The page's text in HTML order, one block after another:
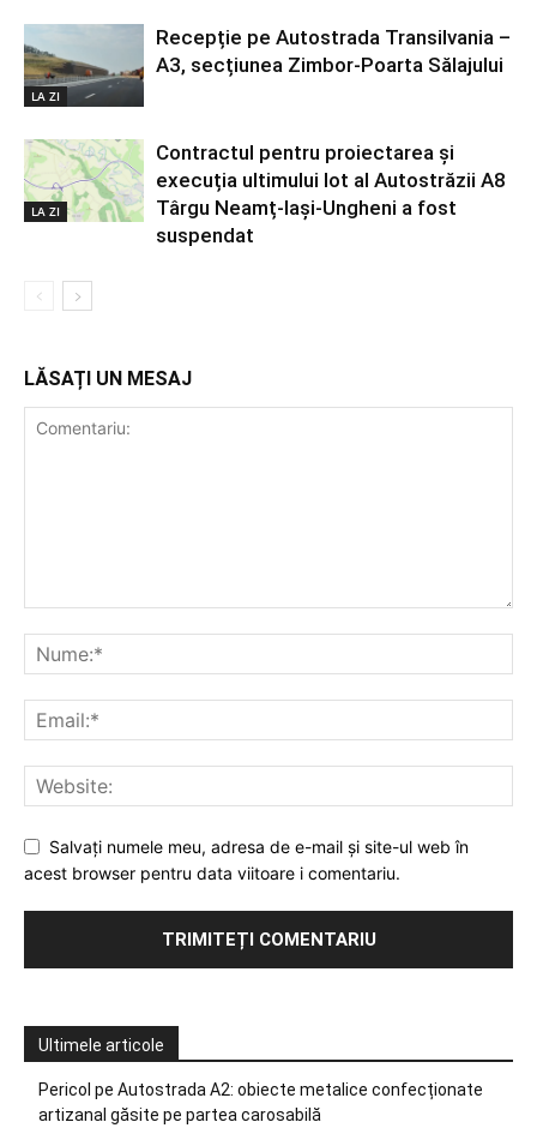
LA ZI
Recepție pe Autostrada Transilvania –
A3, secțiunea Zimbor-Poarta Sălajului
LA ZI
Contractul pentru proiectarea și
execuția ultimului lot al Autostrăzii A8
Târgu Neamț-Iași-Ungheni a fost
suspendat
LĂSAȚI UN MESAJ
Salvați numele meu, adresa de e-mail și site-ul web în
acest browser pentru data viitoare i comentariu.
Ultimele articole
Pericol pe Autostrada A2: obiecte metalice confecționate
artizanal găsite pe partea carosabilă